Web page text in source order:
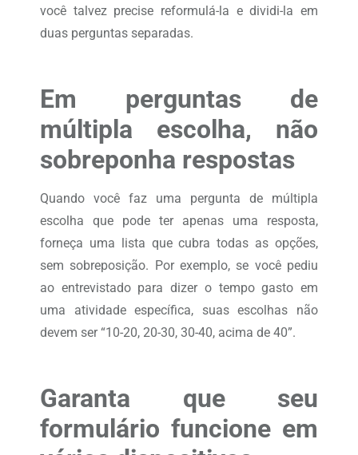
você talvez precise reformulá-la e dividi-la em
duas perguntas separadas.
Em perguntas de
múltipla escolha, não
sobreponha respostas
Quando você faz uma pergunta de múltipla
escolha que pode ter apenas uma resposta,
forneça uma lista que cubra todas as opções,
sem sobreposição. Por exemplo, se você pediu
ao entrevistado para dizer o tempo gasto em
uma atividade específica, suas escolhas não
devem ser “10-20, 20-30, 30-40, acima de 40”.
Garanta que seu
formulário funcione em